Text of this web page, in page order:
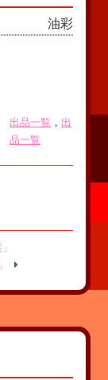
油彩
出品一覧 ， 出
品一覧